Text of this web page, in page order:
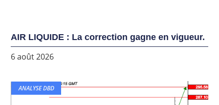
AIR LIQUIDE : La correction gagne en vigueur.
6 août 2026
ANALYSE DBD